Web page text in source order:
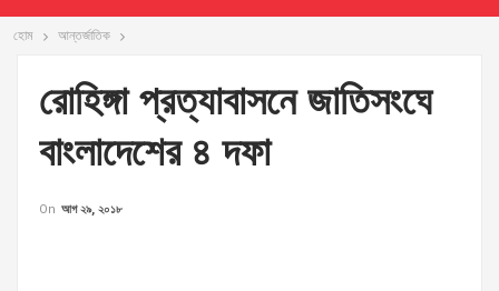
হোম আন্তর্জাতিক
রোহিঙ্গা প্রত্যাবাসনে জাতিসংঘে
বাংলাদেশের ৪ দফা
On আগ ২৯, ২০১৮